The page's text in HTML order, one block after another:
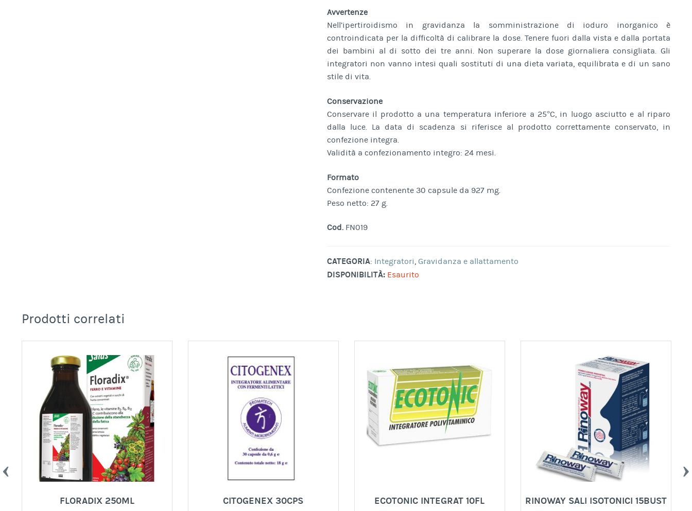
Avvertenze
Nell’ipertiroidismo in gravidanza la somministrazione di ioduro inorganico è
controindicata per la difficoltà di calibrare la dose. Tenere fuori dalla vista e dalla portata
dei bambini al di sotto dei tre anni. Non superare la dose giornaliera consigliata. Gli
integratori non vanno intesi quali sostituti di una dieta variata, equilibrata e di un sano
stile di vita.
Conservazione
Conservare il prodotto a una temperatura inferiore a 25°C, in luogo asciutto e al riparo
dalla luce. La data di scadenza si riferisce al prodotto correttamente conservato, in
confezione integra.
Validità a confezionamento integro: 24 mesi.
Formato
Confezione contenente 30 capsule da 927 mg.
Peso netto: 27 g.
Cod.FN019
CATEGORIA: Integratori, Gravidanza e allattamento
DISPONIBILITÀ: Esaurito
Prodotti correlati
FLORADIX 250ML CITOGENEX 30CPS ECOTONIC INTEGRAT 10FL RINOWAY SALI ISOTONICI 15BUST